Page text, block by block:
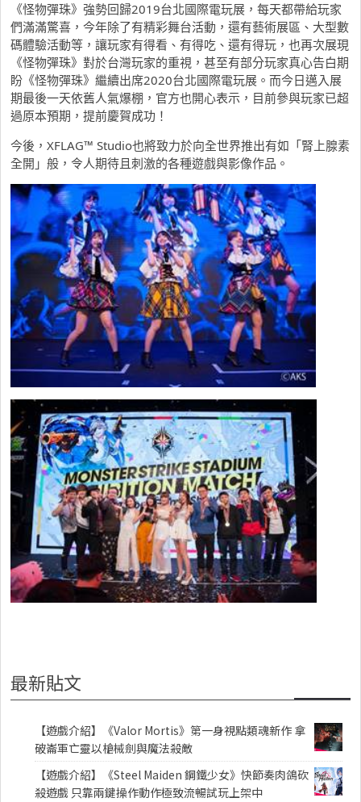
《怪物彈珠》強勢回歸2019台北國際電玩展，每天都帶給玩家
們滿滿驚喜，今年除了有精彩舞台活動，還有藝術展區、大型數
碼體驗活動等，讓玩家有得看、有得吃、還有得玩，也再次展現
《怪物彈珠》對於台灣玩家的重視，甚至有部分玩家真心告白期
盼《怪物彈珠》繼續出席2020台北國際電玩展。而今日邁入展
期最後一天依舊人氣爆棚，官方也開心表示，目前參與玩家已超
過原本預期，提前慶賀成功！
今後，XFLAG™ Studio也將致力於向全世界推出有如「腎上腺素
全開」般，令人期待且刺激的各種遊戲與影像作品。
最新貼文
【遊戲介紹】《Valor Mortis》第一身視點類魂新作 拿
破崙軍亡靈以槍械劍與魔法殺敵
【遊戲介紹】《Steel Maiden 鋼鐵少女》快節奏肉鴿砍
殺遊戲 只靠兩鍵操作動作極致流暢試玩上架中